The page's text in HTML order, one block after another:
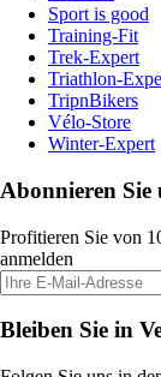
Sport is good
Training-Fit
Trek-Expert
Triathlon-
TripnBikers
Vélo-Store
Winter-Expert
Abonnieren Sie
Profitieren Sie von
anmelden
Bleiben Sie in